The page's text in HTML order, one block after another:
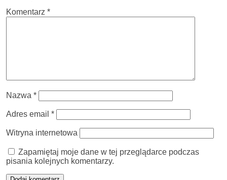
Komentarz *
Nazwa *
Adres email *
Witryna internetowa
Zapamiętaj moje dane w tej przeglądarce podczas
pisania kolejnych komentarzy.